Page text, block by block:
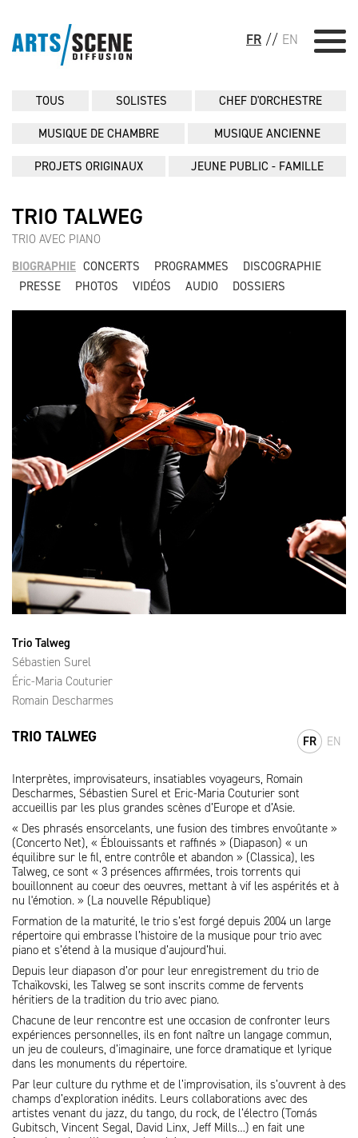
FR // EN
TOUS SOLISTES CHEF D'ORCHESTRE
MUSIQUE DE CHAMBRE MUSIQUE ANCIENNE
PROJETS ORIGINAUX JEUNE PUBLIC - FAMILLE
TRIO TALWEG
TRIO AVEC PIANO
BIOGRAPHIE CONCERTS PROGRAMMES
DISCOGRAPHIE
PRESSE
PHOTOS VIDÉOS AUDIO DOSSIERS
Trio Talweg
Sébastien Surel
Éric-Maria Couturier
Romain Descharmes
FR EN
TRIO TALWEG
Interprètes, improvisateurs, insatiables voyageurs, Romain
Descharmes, Sébastien Surel et Eric-Maria Couturier sont
accueillis par les plus grandes scènes d’Europe et d’Asie.
« Des phrasés ensorcelants, une fusion des timbres envoûtante »
(Concerto Net), « Éblouissants et raffinés » (Diapason) « un
équilibre sur le fil, entre contrôle et abandon » (Classica), les
Talweg, ce sont « 3 présences affirmées, trois torrents qui
bouillonnent au coeur des oeuvres, mettant à vif les aspérités et à
nu l'émotion. » (La nouvelle République)
Formation de la maturité, le trio s’est forgé depuis 2004 un large
répertoire qui embrasse l’histoire de la musique pour trio avec
piano et s’étend à la musique d’aujourd’hui.
Depuis leur diapason d’or pour leur enregistrement du trio de
Tchaïkovski, les Talweg se sont inscrits comme de fervents
héritiers de la tradition du trio avec piano.
Chacune de leur rencontre est une occasion de confronter leurs
expériences personnelles, ils en font naître un langage commun,
un jeu de couleurs, d’imaginaire, une force dramatique et lyrique
dans les monuments du répertoire.
Par leur culture du rythme et de l’improvisation, ils s’ouvrent à des
champs d’exploration inédits. Leurs collaborations avec des
artistes venant du jazz, du tango, du rock, de l’électro (Tomás
Gubitsch, Vincent Segal, David Linx, Jeff Mills…) en fait une